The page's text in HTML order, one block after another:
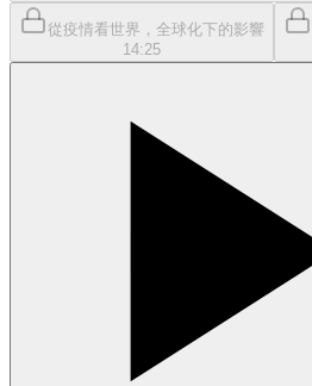
從疫情看世界，全球化下的影響
14:25